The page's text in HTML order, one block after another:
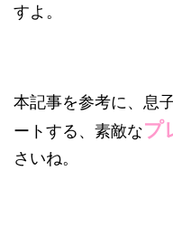
すよ。
本記事を参考に、息
ートする、素敵なプ
さいね。